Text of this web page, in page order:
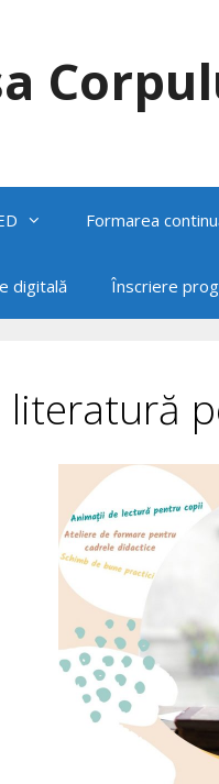
Formarea
digitală Înscriere
literatură